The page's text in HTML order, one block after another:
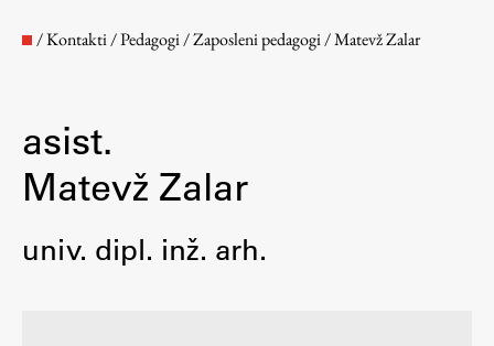
Fakulteta
/Kontakti/Pedagogi/Zaposleni pedagogi/Matevž Zalar
asist.
Matevž Zalar
univ. dipl. inž. arh.